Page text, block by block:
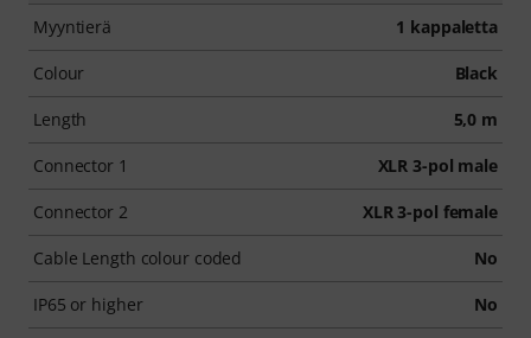
Myyntierä 1 kappaletta
Colour Black
Length 5,0 m
Connector 1 XLR 3-pol male
Connector 2 XLR 3-pol female
Cable Length colour coded No
IP65 or higher No